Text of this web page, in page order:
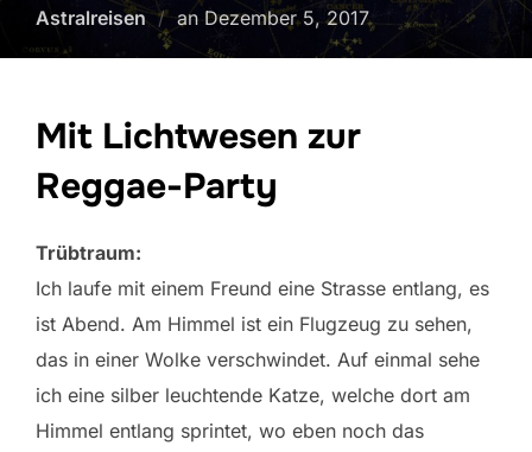
Astralreisen
an Veröffentlicht
am
Dezember 5, 2017
Mit Lichtwesen zur
Reggae-Party
Trübtraum:
Ich laufe mit einem Freund eine Strasse entlang, es
ist Abend. Am Himmel ist ein Flugzeug zu sehen,
das in einer Wolke verschwindet. Auf einmal sehe
ich eine silber leuchtende Katze, welche dort am
Himmel entlang sprintet, wo eben noch das